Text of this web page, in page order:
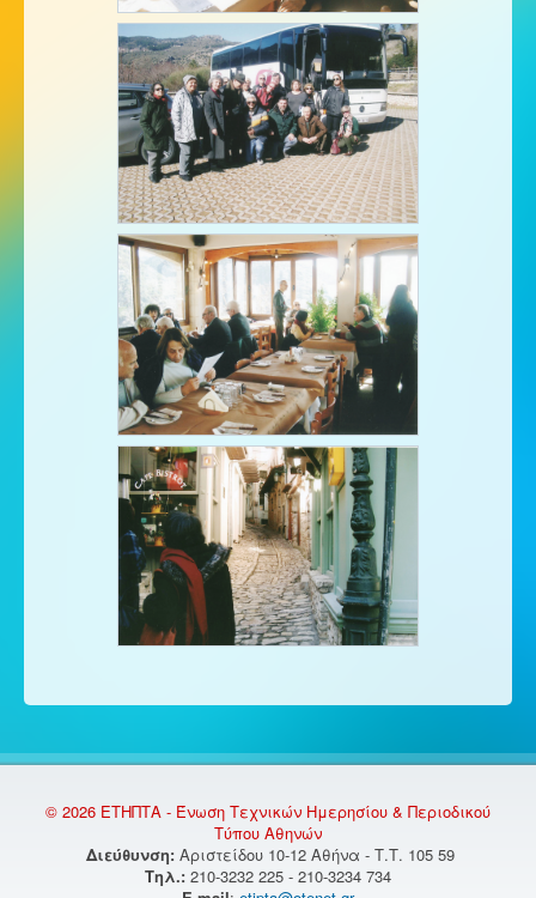
© 2026 ΕΤΗΠΤΑ - Ένωση Τεχνικών Ημερησίου & Περιοδικού
Τύπου Αθηνών
Διεύθυνση: Αριστείδου 10-12 Αθήνα - Τ.Τ. 105 59
Τηλ.: 210-3232 225 - 210-3234 734